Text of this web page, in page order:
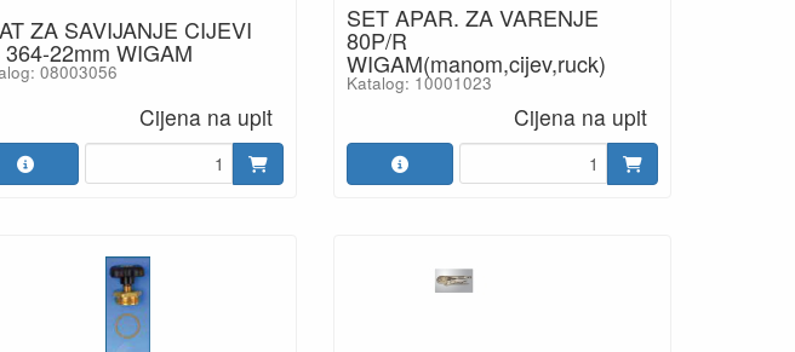
ZA SAVIJANJE CIJEVI
22mm WIGAM
08003056
Cijena na upit
SET APAR. ZA VARENJE
80P/R
WIGAM(manom,cijev,ruck)
Katalog: 10001023
Cijena na upit